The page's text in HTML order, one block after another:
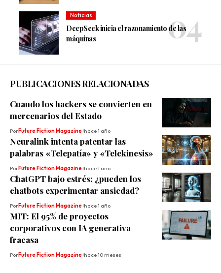
Noticias
DeepSeek inicia el razonamiento de las
máquinas
PUBLICACIONES RELACIONADAS
Cuando los hackers se convierten en
mercenarios del Estado
PorFuture Fiction Magazine hace 1 año
Neuralink intenta patentar las
palabras «Telepatía» y «Telekinesis»
PorFuture Fiction Magazine hace 1 año
ChatGPT bajo estrés: ¿pueden los
chatbots experimentar ansiedad?
PorFuture Fiction Magazine hace 1 año
MIT: El 95% de proyectos
corporativos con IA generativa
fracasa
PorFuture Fiction Magazine hace 10 meses